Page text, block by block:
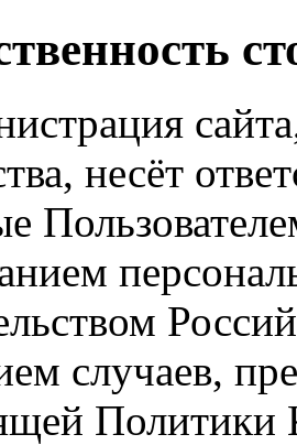
несёт
случаев,
Политики